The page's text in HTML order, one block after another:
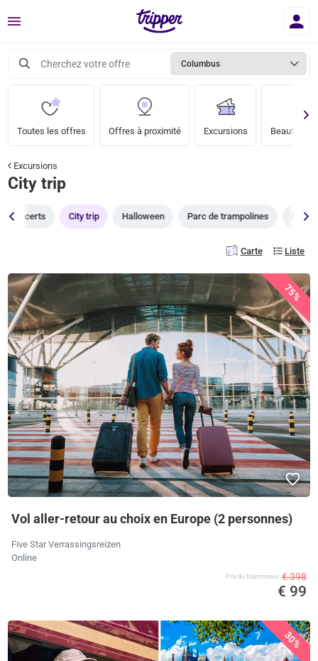
Menu
Cherchez votre offre Columbus
Toutes les offres Offres à proximité Excursions Beauté &
Excursions
City trip
Concerts City trip Halloween Parc de trampolines Saint-
Carte Liste
75%
Vol aller-retour au choix en Europe (2 personnes)
Five Star Verrassingsreizen
Online
Prix ​​du fournisseur € 398
€ 99
30%